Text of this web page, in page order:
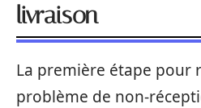
livraison
La première étape pour
problème de non-